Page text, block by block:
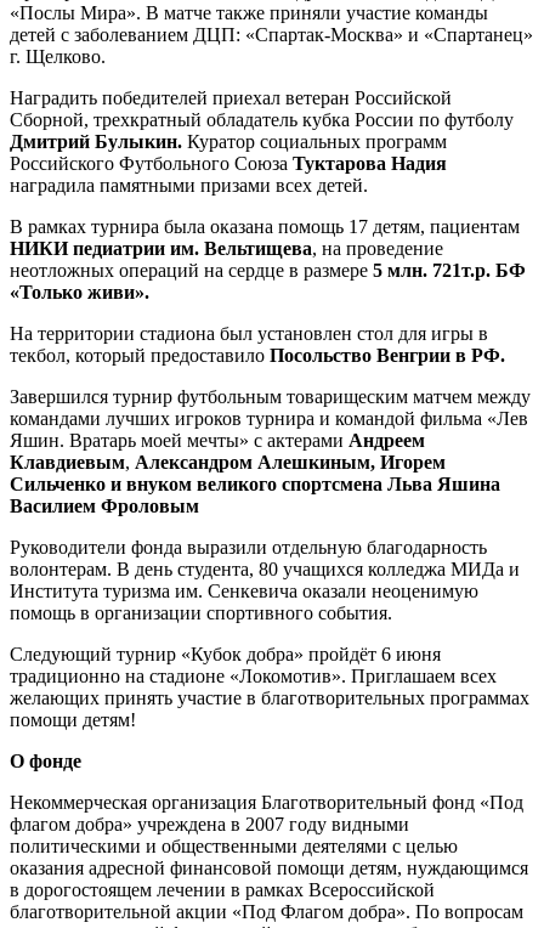
«Послы Мира». В матче также приняли участие команды
детей с заболеванием ДЦП: «Спартак-Москва» и «Спартанец»
г. Щелково.
Наградить победителей приехал ветеран Российской
Сборной, трехкратный обладатель кубка России по футболу
Дмитрий Булыкин. Куратор социальных программ
Российского Футбольного Союза Туктарова Надия
наградила памятными призами всех детей.
В рамках турнира была оказана помощь 17 детям, пациентам
НИКИ педиатрии им. Вельтищева, на проведение
неотложных операций на сердце в размере 5 млн. 721т.р. БФ
«Только живи».
На территории стадиона был установлен стол для игры в
текбол, который предоставило Посольство Венгрии в РФ.
Завершился турнир футбольным товарищеским матчем между
командами лучших игроков турнира и командой фильма «Лев
Яшин. Вратарь моей мечты» с актерами Андреем
Клавдиевым, Александром Алешкиным, Игорем
Сильченко и внуком великого спортсмена Льва Яшина
Василием Фроловым
Руководители фонда выразили отдельную благодарность
волонтерам. В день студента, 80 учащихся колледжа МИДа и
Института туризма им. Сенкевича оказали неоценимую
помощь в организации спортивного события.
Следующий турнир «Кубок добра» пройдёт 6 июня
традиционно на стадионе «Локомотив». Приглашаем всех
желающих принять участие в благотворительных программах
помощи детям!
О фонде
Некоммерческая организация Благотворительный фонд «Под
флагом добра» учреждена в 2007 году видными
политическими и общественными деятелями с целью
оказания адресной финансовой помощи детям, нуждающимся
в дорогостоящем лечении в рамках Всероссийской
благотворительной акции «Под Флагом добра». По вопросам